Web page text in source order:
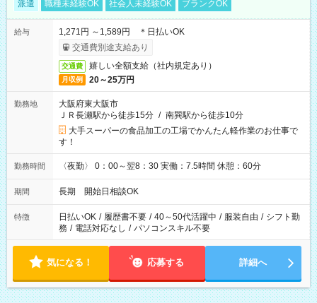
派遣 職種未経験OK 社会人未経験OK ブランクOK
給与
1,271円 ～1,589円 ＊日払いOK
交通費別途支給あり
交通費 嬉しい全額支給（社内規定あり）
月収例 20～25万円
勤務地
大阪府東大阪市
ＪＲ長瀬駅から徒歩15分 / 南巽駅から徒歩10分
大手スーパーの食品加工の工場でかんたん軽作業のお仕事で
す！
勤務時間 〈夜勤〉 0：00～翌8：30 実働：7.5時間 休憩：60分
期間 長期 開始日相談OK
特徴 日払いOK / 履歴書不要 / 40～50代活躍中 / 服装自由 / シフト勤
務 / 電話対応なし / パソコンスキル不要
気になる！ 応募する 詳細へ